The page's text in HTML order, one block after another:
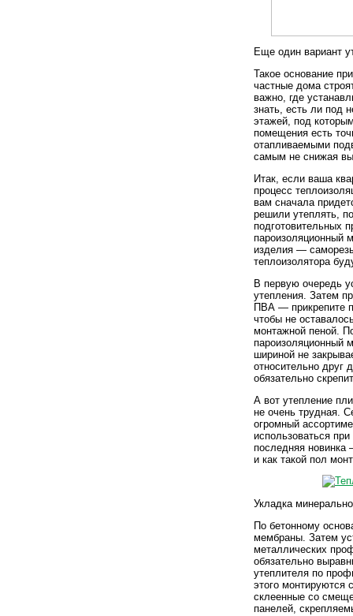
Еще один вариант
Такое основание
частные дома
важно, где
знать, есть ли под
этажей, под
помещения есть
отапливаемыми
самым не снижая
Итак, если ваша
процесс
вам сначала
решили утеплять,
подготовительных
пароизоляционный
изделия —
теплоизолятора
В первую очередь
утепления. Затем
ПВА — прикрепите
чтобы не
монтажной пеной.
пароизоляционный
шириной не
относительно друг
обязательно
А вот утепление
не очень трудная.
огромный
использоваться
последняя новинка
и как такой пол
Укладка
По бетонному
мембраны. Затем
металлических
обязательно
утеплителя по
этого монтируются
склеенные со
панелей,